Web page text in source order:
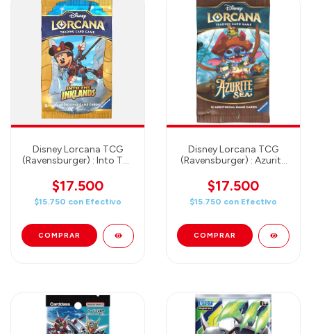
Disney Lorcana TCG
(Ravensburger) : Into The
Booster Pack (12 Cards)
$17.500
$15.750 con Efectivo
Disney Lorcana TCG
(Ravensburger) : Azurite
Booster Pack (12 Cards)
$17.500
$15.750 con Efectivo